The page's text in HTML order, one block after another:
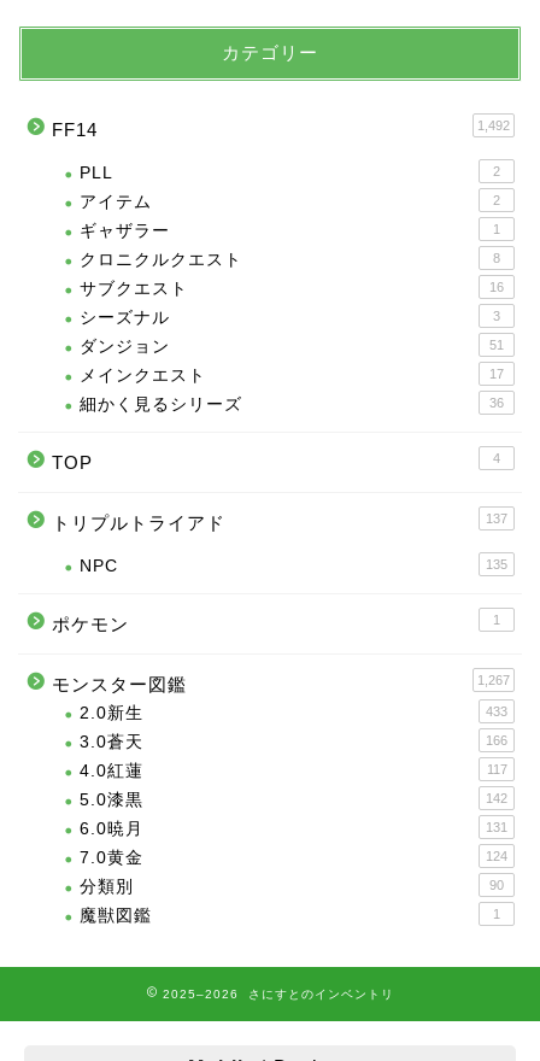
カテゴリー
FF14 1,492
PLL 2
アイテム 2
ギャザラー 1
クロニクルクエスト 8
サブクエスト 16
シーズナル 3
ダンジョン 51
メインクエスト 17
細かく見るシリーズ 36
TOP 4
トリプルトライアド 137
NPC 135
ポケモン 1
モンスター図鑑 1,267
2.0新生 433
3.0蒼天 166
4.0紅蓮 117
5.0漆黒 142
6.0暁月 131
7.0黄金 124
分類別 90
魔獣図鑑 1
2025–2026 さにすとのインベントリ